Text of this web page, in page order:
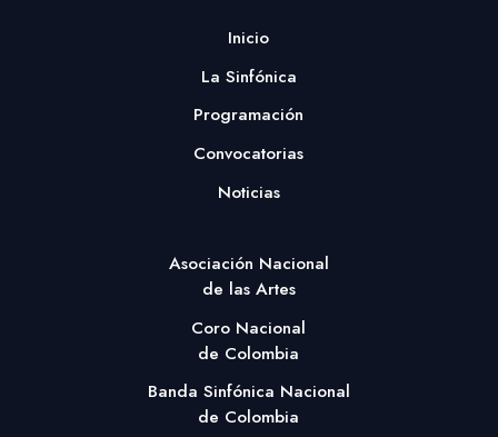
Inicio
La Sinfónica
Programación
Convocatorias
Noticias
Asociación Nacional
de las Artes
Coro Nacional
de Colombia
Banda Sinfónica Nacional
de Colombia